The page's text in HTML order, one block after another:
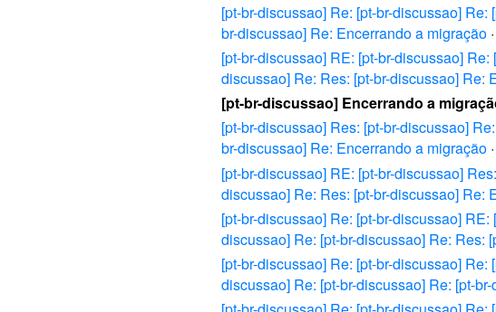
[pt-br-discussao] Re: [pt-br-discussao]
br-discussao] Re: Encerrando a migração ·
[pt-br-discussao] RE: [pt-br-discussao]
discussao] Re: Res: [pt-br-discussao] Re:
[pt-br-discussao] Encerrando a
[pt-br-discussao] Res: [pt-br-discussao]
br-discussao] Re: Encerrando a migração ·
[pt-br-discussao] RE: [pt-br-discussao]
discussao] Re: Res: [pt-br-discussao] Re:
[pt-br-discussao] Re: [pt-br-discussao]
discussao] Re: [pt-br-discussao] Re: Res:
[pt-br-discussao] Re: [pt-br-discussao]
discussao] Re: [pt-br-discussao] Re: [pt-